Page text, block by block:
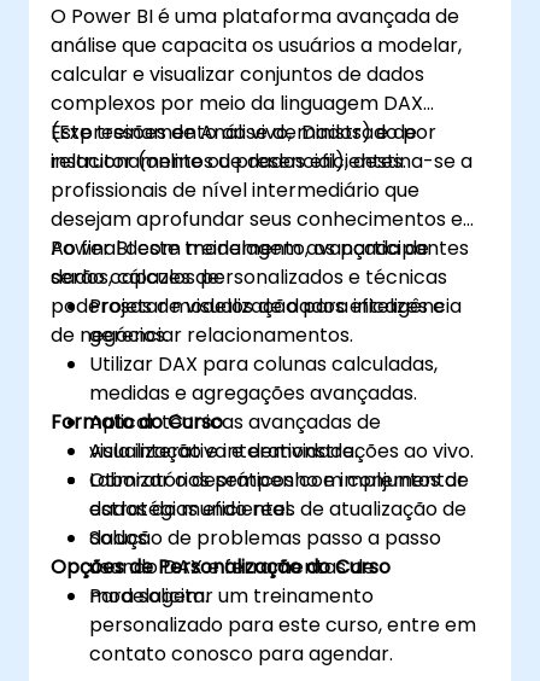
O Power BI é uma plataforma avançada de
análise que capacita os usuários a modelar,
calcular e visualizar conjuntos de dados
complexos por meio da linguagem DAX
(Expressões de Análise de Dados) e de
relacionamentos de dados eficientes.
Este treinamento ao vivo, ministrado por
instrutor (online ou presencial), destina-se a
profissionais de nível intermediário que
desejam aprofundar seus conhecimentos em
Power BI com modelagem avançada de
dados, cálculos personalizados e técnicas
poderosas de visualização para inteligência
de negócios.
Ao final deste treinamento, os participantes
serão capazes de:
Projetar modelos de dados eficazes e
gerenciar relacionamentos.
Utilizar DAX para colunas calculadas,
medidas e agregações avançadas.
Aplicar técnicas avançadas de
visualização e interatividade.
Otimizar o desempenho e implementar
estratégias eficientes de atualização de
dados.
Formato do Curso
Aula interativa e demonstrações ao vivo.
Laboratórios práticos com conjuntos de
dados do mundo real.
Solução de problemas passo a passo
usando DAX e ferramentas de
modelagem.
Opções de Personalização do Curso
Para solicitar um treinamento
personalizado para este curso, entre em
contato conosco para agendar.